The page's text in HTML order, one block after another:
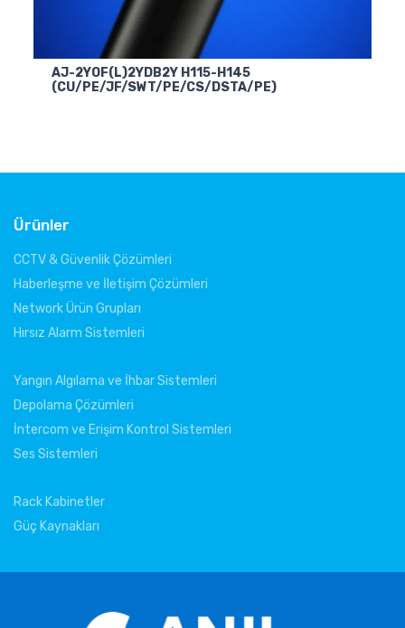
AJ-2YOF(L)2YDB2Y H115-H145
(CU/PE/JF/SWT/PE/CS/DSTA/PE)
Ürünler
CCTV & Güvenlik Çözümleri
Haberleşme ve İletişim Çözümleri
Network Ürün Grupları
Hırsız Alarm Sistemleri
Yangın Algılama ve İhbar Sistemleri
Depolama Çözümleri
İntercom ve Erişim Kontrol Sistemleri
Ses Sistemleri
Rack Kabinetler
Güç Kaynakları